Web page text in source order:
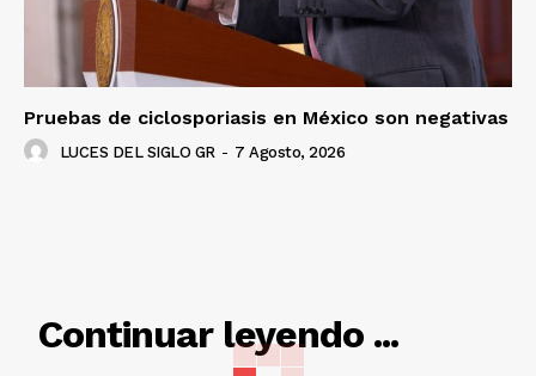
Pruebas de ciclosporiasis en México son negativas
LUCES DEL SIGLO GR - 7 Agosto, 2026
Continuar leyendo ...
RELACIONADO